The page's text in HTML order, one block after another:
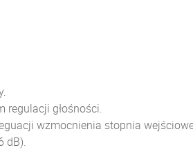
regulacji głośności.
wzmocnienia stopnia
dB).